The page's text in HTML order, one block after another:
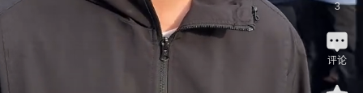
3
评论